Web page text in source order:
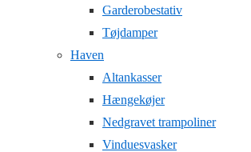
Garderobestativ
Tøjdamper
Haven
Altankasser
Hængekøjer
Nedgravet trampoliner
Vinduesvasker